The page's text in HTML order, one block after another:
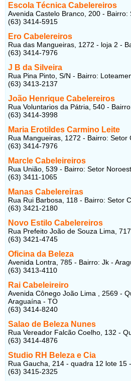
Escola Técnica Cabelereiros
Avenida Castelo Branco, 200 -
(63) 3414-5915
Ero Cabelereiros
Rua das Mangueiras, 1272 - loja 2 -
(63) 3414-7976
J B da Silveira
Rua Pina Pinto, S/N - Bairro:
(63) 3413-2137
João Henrique Cabelereiros
Rua Voluntarios da Pátria, 540 -
(63) 3414-3998
Maria Erotildes Carmino Leite
Rua Mangueiras, 1272 - Bairro: Setor
(63) 3414-7976
Marcle Cabeleireiros
Rua União, 539 - Bairro: Setor
(63) 3411-1065
Manas Cabelereiras
Rua Rui Barbosa, 118 - Bairro: Setor
(63) 3421-2180
Novo Estilo Cabelereiros
Rua Prefeito João de Souza Lima,
(63) 3421-4745
Oficina da Beleza
Avenida Lontra, 785 - Bairro: Jk -
(63) 3413-4110
Rai Cabeleireiro
Avenida Cônego João Lima , 2569 -
Araguaína - TO
(63) 3414-8240
Salao de Beleza Nunes
Rua Vereador Falcão Coelho, 132 -
(63) 3414-4876
Studio RH Beleza e Cia
Rua Gaucha, 214 - quadra 12 lote
(63) 3415-2325